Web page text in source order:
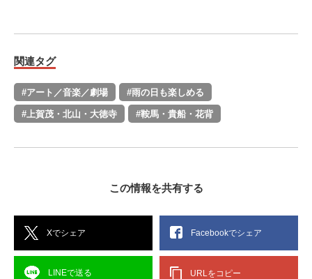
関連タグ
#アート／音楽／劇場 #雨の日も楽しめる
#上賀茂・北山・大徳寺 #鞍馬・貴船・花背
この情報を共有する
Xでシェア Facebookでシェア
LINEで送る URLをコピー